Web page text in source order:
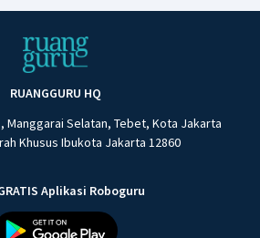
RUANGGURU HQ
Manggarai Selatan, Tebet, Kota Jakarta
Khusus Ibukota Jakarta 12860
Aplikasi Roboguru